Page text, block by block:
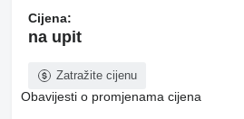
Cijena:
na upit
Zatražite cijenu
Obavijesti o promjenama cijena